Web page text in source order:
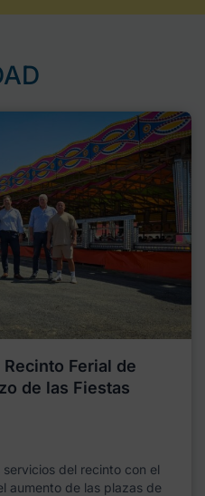
Ferial de
de las Fiestas
del recinto con el
aumento de las plazas de